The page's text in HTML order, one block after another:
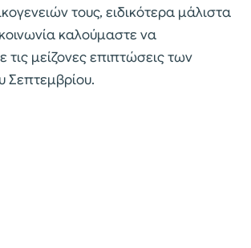
τους, ειδικότερα μάλιστα
καλούμαστε να
τις μείζονες επιπτώσεις των
Σεπτεμβρίου.